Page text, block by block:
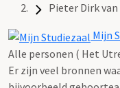
Pieter Dirk
Mijn
Alle personen ( Het
Er zijn veel bronnen